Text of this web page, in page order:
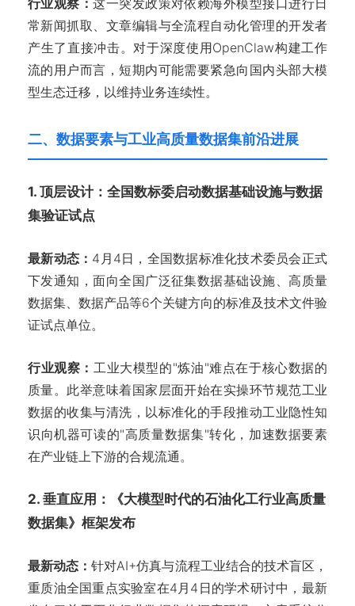
常新闻抓取、文章编辑与全流程自动化管理的开发者
产生了直接冲击。对于深度使用OpenClaw构建工作
流的用户而言，短期内可能需要紧急向国内头部大模
型生态迁移，以维持业务连续性。
二、数据要素与工业高质量数据集前沿进展
1. 顶层设计：全国数标委启动数据基础设施与数据
集验证试点
最新动态： 4月4日，全国数据标准化技术委员会正式
下发通知，面向全国广泛征集数据基础设施、高质量
数据集、数据产品等6个关键方向的标准及技术文件验
证试点单位。
行业观察： 工业大模型的"炼油"难点在于核心数据的
质量。此举意味着国家层面开始在实操环节规范工业
数据的收集与清洗，以标准化的手段推动工业隐性知
识向机器可读的"高质量数据集"转化，加速数据要素
在产业链上下游的合规流通。
2. 垂直应用：《大模型时代的石油化工行业高质量
数据集》框架发布
最新动态：针对AI+仿真与流程工业结合的技术盲区，
重质油全国重点实验室在4月4日的学术研讨中，最新